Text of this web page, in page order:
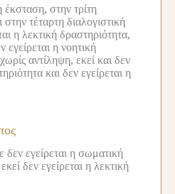
έκσταση, στην τρίτη
τέταρτη διαλογιστική
η λεκτική δραστηριότητα,
εγείρεται η νοητική
αντίληψη, εκεί και δεν
και δεν εγείρεται η
δεν εγείρεται η σωματική
δεν εγείρεται η λεκτική